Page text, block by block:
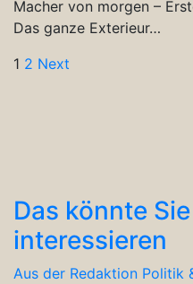
Macher von morgen –
Das ganze Exterieur…
1 2 Next
Das könnte
interessieren
Aus der Redaktion Politik